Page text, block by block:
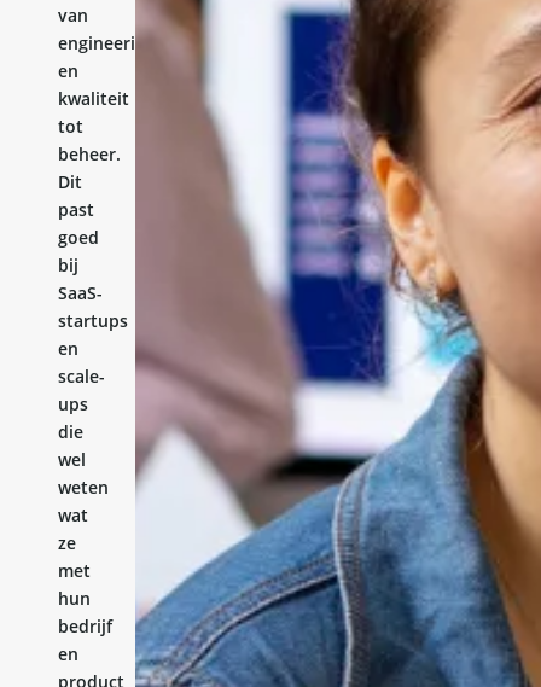
van
engineering
en
kwaliteit
tot
beheer.
Dit
past
goed
bij
SaaS-
startups
en
scale-
ups
die
wel
weten
wat
ze
met
hun
bedrijf
en
product